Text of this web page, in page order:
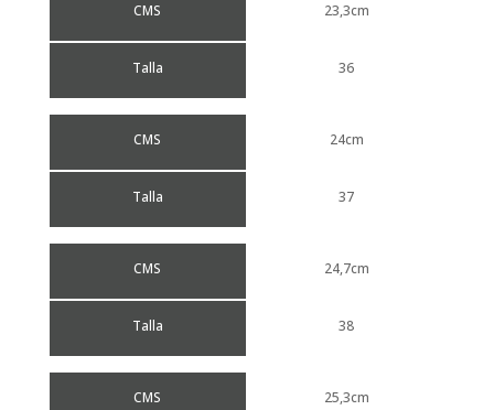
CMS
Talla
23,3cm
36
CMS
Talla
24cm
37
CMS
Talla
24,7cm
38
CMS 25,3cm